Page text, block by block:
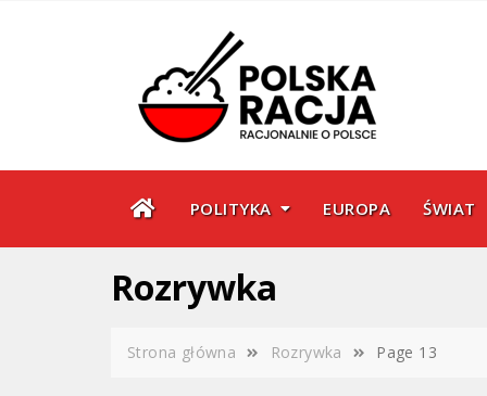
POLITYKA EUROPA ŚWIAT
Rozrywka
Strona główna Rozrywka Page 13